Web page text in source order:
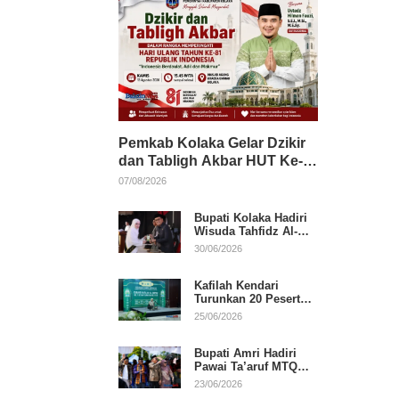
Pemkab Kolaka Gelar Dzikir
dan Tabligh Akbar HUT Ke-
81 RI, Hadirkan Dai Nasional
07/08/2026
Bupati Kolaka Hadiri
Wisuda Tahfidz Al-
Qur’an, Komitmen
30/06/2026
Kafilah Kendari
Turunkan 20 Peserta
pada Hari Pertama
25/06/2026
Bupati Amri Hadiri
Pawai Ta’aruf MTQ
XXXI Sultra, Beri
23/06/2026